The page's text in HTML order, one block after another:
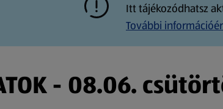
Itt tájékozódhatsz
További
- 08.06.